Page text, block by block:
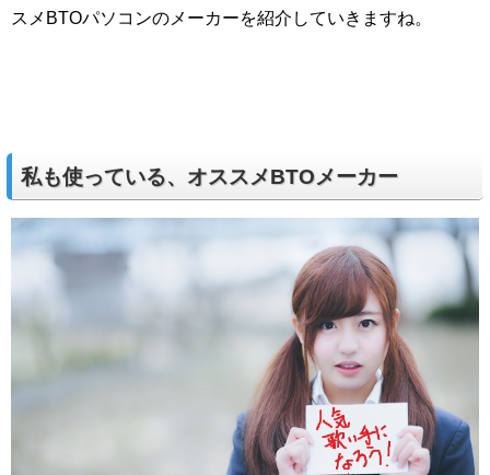
スメBTOパソコンのメーカーを紹介していきますね。
私も使っている、オススメBTOメーカー